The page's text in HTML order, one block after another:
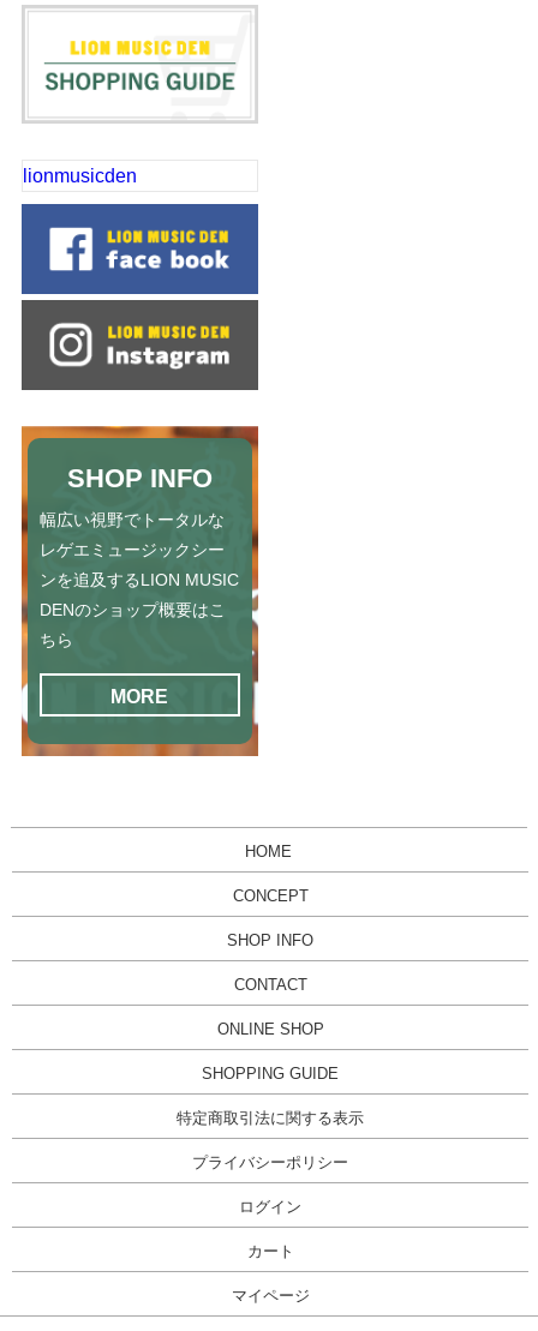
lionmusicden
SHOP INFO
幅広い視野でトータルな
レゲエミュージックシー
ンを追及するLION MUSIC
DENのショップ概要はこ
ちら
MORE
HOME
CONCEPT
SHOP INFO
CONTACT
ONLINE SHOP
SHOPPING GUIDE
特定商取引法に関する表示
プライバシーポリシー
ログイン
カート
マイページ